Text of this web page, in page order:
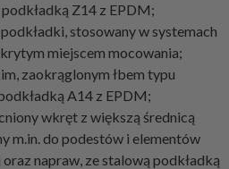
Z14 z EPDM;
stosowany w systemach
miejscem mocowania;
zaokrąglonym łbem typu
A14 z EPDM;
wkręt z większą średnicą
m.in. do podestów i elementów
napraw, ze stalową podkładką